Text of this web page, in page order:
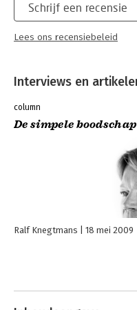
Schrijf een recensie
Lees ons recensiebeleid
Interviews en
column
De simpele
Ralf Knegtmans 18 mei 2009